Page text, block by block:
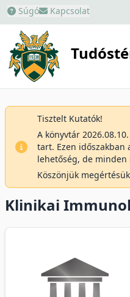
Súgó Kapcsolat
Tisztelt Kutatók!
A könyvtár
tart. Ezen időszakban
lehetőség, de
Köszönjük
Klinikai